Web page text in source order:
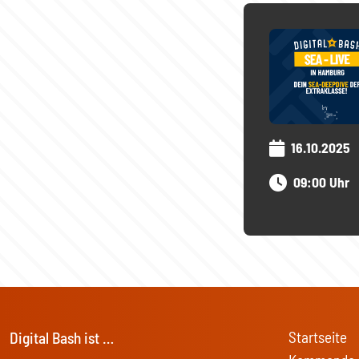
16.10.2025
09:00 Uhr
Digital Bash ist …
Startseite